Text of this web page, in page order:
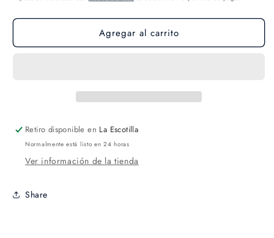
Agregar al carrito
Retiro disponible en La Escotilla
Normalmente está listo en 24 horas
Ver información de la tienda
Share